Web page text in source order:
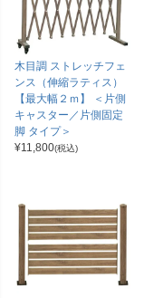
木目調 ストレッチフェ
ンス（伸縮ラティス）
【最大幅２ｍ】 ＜片側
キャスター／片側固定
脚 タイプ＞
¥11,800(税込)